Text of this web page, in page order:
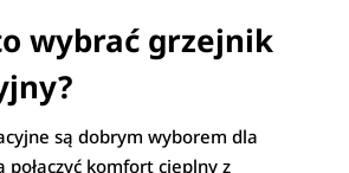
wybrać grzejnik
są dobrym wyborem dla
połączyć komfort cieplny z